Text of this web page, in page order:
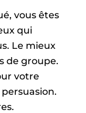
vous êtes
qui
Le mieux
de groupe.
votre